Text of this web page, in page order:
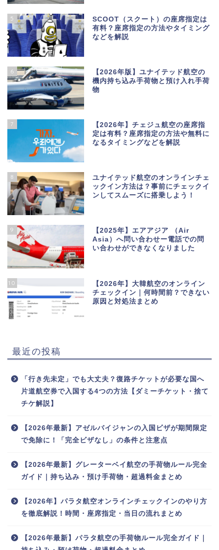
5
SCOOT（スクート）の座席指定は
有料？座席指定の方法やタイミング
などを解説
6
【2026年版】ユナイテッド航空の
機内持ち込み手荷物と預け入れ手荷
物
7
【2026年】チェジュ航空の座席指
定は有料？座席指定の方法や無料に
なるタイミングなどを解説
8
ユナイテッド航空のオンラインチェ
ックイン方法は？事前にチェックイ
ンしてスムーズに搭乗しよう！
9
【2025年】エアアジア （Air
Asia）へ問い合わせー電話での問
い合わせができなくなりました
10
【2026年】大韓航空のオンライン
チェックイン｜何時間前？できない
原因と対処法まとめ
最近の投稿
「行き先未定」でも大丈夫？復路チケットが必要な国へ
片道航空券で入国する4つの方法【ダミーチケット・捨て
チケ解説】
【2026年最新】アゼルバイジャンの入国ビザが期間限定
で免除に！「完全ビザなし」の条件と注意点
【2026年最新】グレーターベイ航空の手荷物ルール完全
ガイド｜持ち込み・預け手荷物・超過料金まとめ
【2026年】パラタ航空オンラインチェックインのやり方
を徹底解説！時間・座席指定・当日の流れまとめ
【2026年最新】パラタ航空の手荷物ルール完全ガイド｜